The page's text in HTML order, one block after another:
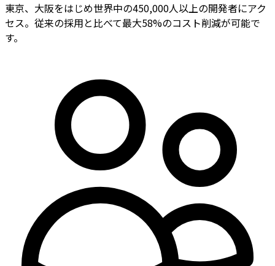
東京、大阪をはじめ世界中の450,000人以上の開発者にアク
セス。従来の採用と比べて最大58%のコスト削減が可能で
す。